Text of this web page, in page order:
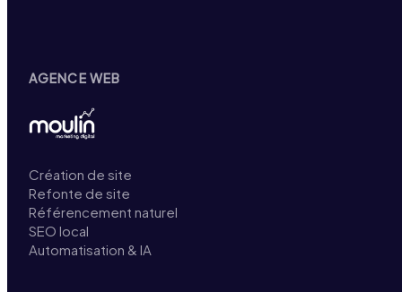
AGENCE WEB
Création de site
Refonte de site
Référencement naturel
SEO local
Automatisation & IA